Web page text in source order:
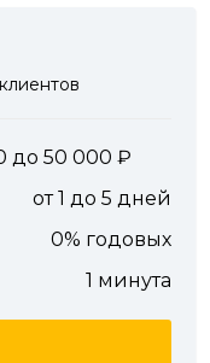
до 50 000
от 1 до 5 дней
0% годовых
1 минута